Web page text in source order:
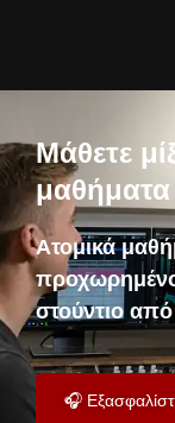
Μάθετε
Ατομικά
στούντιο
🎧